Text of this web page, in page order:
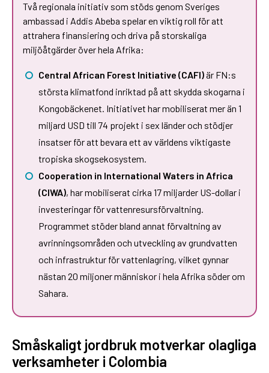
Två regionala initiativ som stöds genom Sveriges
ambassad i Addis Abeba spelar en viktig roll för att
attrahera finansiering och driva på storskaliga
miljöåtgärder över hela Afrika:
Central African Forest Initiative (CAFI)är FN:s
största klimatfond inriktad på att skydda skogarna i
Kongobäckenet. Initiativet har mobiliserat mer än 1
miljard USD till 74 projekt i sex länder och stödjer
insatser för att bevara ett av världens viktigaste
tropiska skogsekosystem.
Cooperation in International Waters in Africa
(CIWA), har mobiliserat cirka 17 miljarder US-dollar i
investeringar för vattenresursförvaltning.
Programmet stöder bland annat förvaltning av
avrinningsområden och utveckling av grundvatten
och infrastruktur för vattenlagring, vilket gynnar
nästan 20 miljoner människor i hela Afrika söder om
Sahara.
Småskaligt jordbruk motverkar olagliga
verksamheter i Colombia